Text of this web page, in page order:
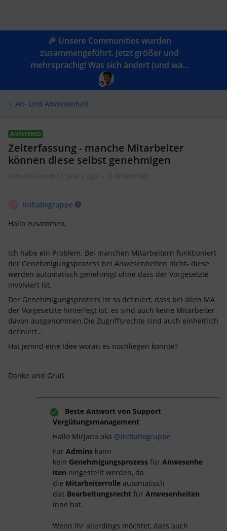
🎉 Unsere Communities wurden
zusammengeführt. Jetzt größer und
mehrsprachig! Was sich ändert (und wa...
An- und Abwesenheit
ANSWERED
Zeiterfassung - manche Mitarbeiter
können diese selbst genehmigen
Forum|Forum|3 years ago 3 Antworten
Initiativgruppe
Hallo zusammen,
ich habe ein Problem. Bei manchen Mitarbeitern funktioniert
der Genehmigungsprozess bei Anwesenheiten nicht- diese
werden automatisch genehmigt ohne dass der Vorgesetzte
involviert ist.
Der Genehmigungsprozess ist so definiert, dass bei allen MA
der Vorgesetzte hinterlegt ist. es sind auch keine Mitarbeiter
davon ausgenommen.Die Zugriffsrechte sind auch einheitlich
definiert…
Hat jemnd eine Idee woran es nochliegen könnte?
Danke und Gruß
Beste Antwort von Support
Vergütungsmanagement
Hallo Mirjana aka @Initiativgruppe
Für Admins kann
kein Genehmigungsprozess für Anwesenhe
iten eingestellt werden, da
die Mitarbeiterrolle automatisch
das Bearbeitungsrecht für Anwesenheiten
inne hat.
Wenn Ihr allerdings möchtet, dass auch